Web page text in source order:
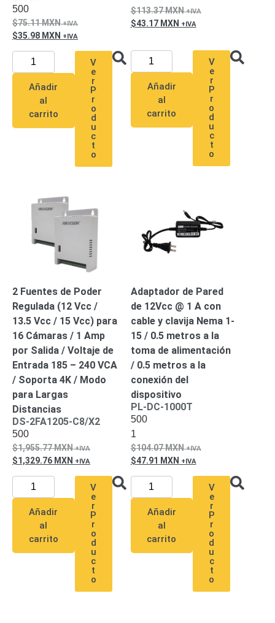
500
75.11MXN
35.98 MXN
Añadir
al
carrito
V
e
r
P
r
o
d
u
c
t
o
113.37MXN
43.17 MXN
Añadir
al
carrito
V
e
r
P
r
o
d
u
c
t
o
2 Fuentes de Poder
Regulada (12 Vcc /
13.5 Vcc / 15 Vcc) para
16 Cámaras / 1 Amp
por Salida / Voltaje de
Entrada 185 – 240 VCA
/ Soporta 4K / Modo
para Largas
Distancias
DS-2FA1205-C8/X2
500
1,955.77MXN
1,329.76 MXN
Añadir
al
carrito
V
e
r
P
r
o
d
u
c
t
o
Adaptador de Pared
de 12Vcc @ 1 A con
cable y clavija Nema 1-
15 / 0.5 metros a la
toma de alimentación
/ 0.5 metros a la
conexión del
dispositivo
PL-DC-1000T
500
1
104.07MXN
47.91 MXN
Añadir
al
carrito
V
e
r
P
r
o
d
u
c
t
o